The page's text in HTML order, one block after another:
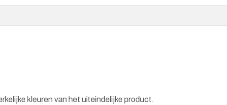
kleuren van het uiteindelijke product.